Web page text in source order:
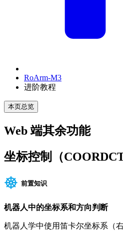
RoArm-M3
进阶教程
本页总览
Web 端其余功能
坐标控制（
前置知识
机器人中的坐标系和方向判断
机器人学中使用笛卡尔坐标系（